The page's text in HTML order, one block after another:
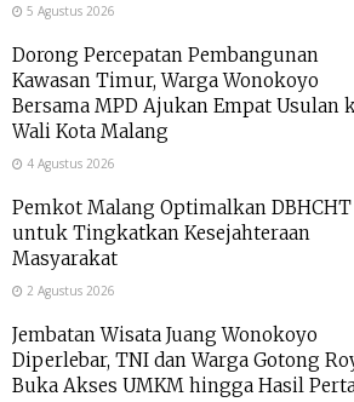
5 Agustus 2026
Dorong Percepatan Pembangunan
Kawasan Timur, Warga Wonokoyo
Bersama MPD Ajukan Empat Usulan
Wali Kota Malang
4 Agustus 2026
Pemkot Malang Optimalkan DBHCHT
untuk Tingkatkan Kesejahteraan
Masyarakat
2 Agustus 2026
Jembatan Wisata Juang Wonokoyo
Diperlebar, TNI dan Warga Gotong
Buka Akses UMKM hingga Hasil